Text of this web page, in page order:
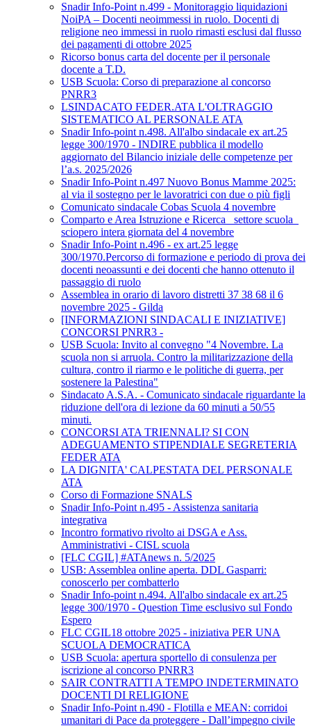
Snadir Info-Point n.499 - Monitoraggio liquidazioni
NoiPA – Docenti neoimmessi in ruolo. Docenti di
religione neo immessi in ruolo rimasti esclusi dal flusso
dei pagamenti di ottobre 2025
Ricorso bonus carta del docente per il personale
docente a T.D.
USB Scuola: Corso di preparazione al concorso
PNRR3
LSINDACATO FEDER.ATA L'OLTRAGGIO
SISTEMATICO AL PERSONALE ATA
Snadir Info-point n.498. All'albo sindacale ex art.25
legge 300/1970 - INDIRE pubblica il modello
aggiornato del Bilancio iniziale delle competenze per
l’a.s. 2025/2026
Snadir Info-Point n.497 Nuovo Bonus Mamme 2025:
al via il sostegno per le lavoratrici con due o più figli
Comunicato sindacale Cobas Scuola 4 novembre
Comparto e Area Istruzione e Ricerca_ settore scuola_
sciopero intera giornata del 4 novembre
Snadir Info-Point n.496 - ex art.25 legge
300/1970.Percorso di formazione e periodo di prova dei
docenti neoassunti e dei docenti che hanno ottenuto il
passaggio di ruolo
Assemblea in orario di lavoro distretti 37 38 68 il 6
novembre 2025 - Gilda
[INFORMAZIONI SINDACALI E INIZIATIVE]
CONCORSI PNRR3 -
USB Scuola: Invito al convegno "4 Novembre. La
scuola non si arruola. Contro la militarizzazione della
cultura, contro il riarmo e le politiche di guerra, per
sostenere la Palestina"
Sindacato A.S.A. - Comunicato sindacale riguardante la
riduzione dell'ora di lezione da 60 minuti a 50/55
minuti.
CONCORSI ATA TRIENNALI? SI CON
ADEGUAMENTO STIPENDIALE SEGRETERIA
FEDER ATA
LA DIGNITA' CALPESTATA DEL PERSONALE
ATA
Corso di Formazione SNALS
Snadir Info-Point n.495 - Assistenza sanitaria
integrativa
Incontro formativo rivolto ai DSGA e Ass.
Amministrativi - CISL scuola
[FLC CGIL] #ATAnews n. 5/2025
USB: Assemblea online aperta. DDL Gasparri:
conoscerlo per combatterlo
Snadir Info-point n.494. All'albo sindacale ex art.25
legge 300/1970 - Question Time esclusivo sul Fondo
Espero
FLC CGIL18 ottobre 2025 - iniziativa PER UNA
SCUOLA DEMOCRATICA
USB Scuola: apertura sportello di consulenza per
iscrizione al concorso PNRR3
SAIR CONTRATTI A TEMPO INDETERMINATO
DOCENTI DI RELIGIONE
Snadir Info-Point n.490 - Flotilla e MEAN: corridoi
umanitari di Pace da proteggere - Dall’impegno civile